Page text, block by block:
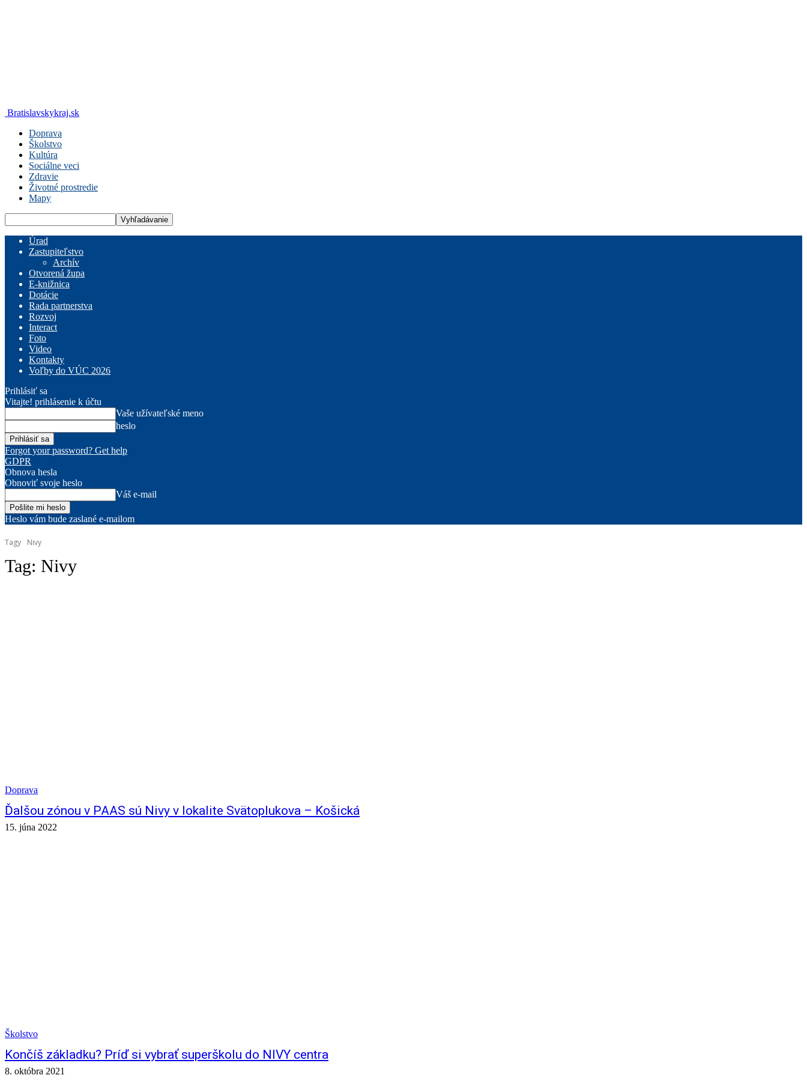
Bratislavskykraj.sk
Doprava
Školstvo
Kultúra
Sociálne veci
Zdravie
Životné prostredie
Mapy
Úrad
Zastupiteľstvo
Archív
Otvorená župa
E-knižnica
Dotácie
Rada partnerstva
Rozvoj
Interact
Foto
Video
Kontakty
Voľby do VÚC 2026
Prihlásiť sa
Vitajte! prihlásenie k účtu
Vaše užívateľské meno
heslo
Forgot your password? Get help
GDPR
Obnova hesla
Obnoviť svoje heslo
Váš e-mail
Heslo vám bude zaslané e-mailom
Tagy Nivy
Tag: Nivy
Doprava
Ďalšou zónou v PAAS sú Nivy v lokalite Svätoplukova – Košická
15. júna 2022
Školstvo
Končíš základku? Príď si vybrať superškolu do NIVY centra
8. októbra 2021